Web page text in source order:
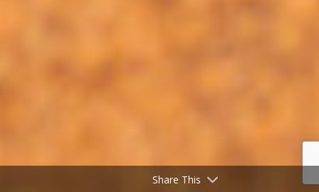
Share This